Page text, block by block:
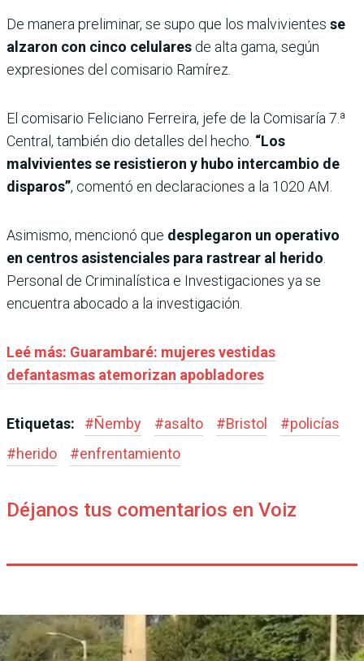
De manera preliminar, se supo que los malvivientes se
alzaron con cinco celulares de alta gama, según
expresiones del comisario Ramírez.
El comisario Feliciano Ferreira, jefe de la Comisaría 7.ª
Central, también dio detalles del hecho. “Los
malvivientes se resistieron y hubo intercambio de
disparos”, comentó en declaraciones a la 1020 AM.
Asimismo, mencionó que desplegaron un operativo
en centros asistenciales para rastrear al herido
Personal de Criminalística e Investigaciones ya se
encuentra abocado a la investigación.
Leé más: Guarambaré: mujeres vestidas
defantasmas atemorizan apobladores
Etiquetas: #Ñemby #asalto #Bristol #policías
#herido #enfrentamiento
Déjanos tus comentarios en Voiz